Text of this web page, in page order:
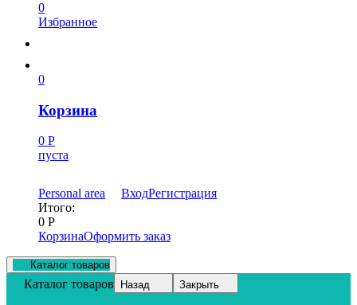
0
Избранное
0
Корзина
0 Р
пуста
Personal area ВходРегистрация
Итого:
0 Р
КорзинаОформить заказ
Каталог товаров
Каталог товаров Назад Закрыть